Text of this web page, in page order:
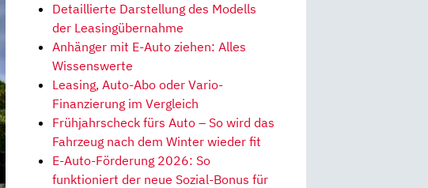
Detaillierte Darstellung des Modells
der Leasingübernahme
Anhänger mit E-Auto ziehen: Alles
Wissenswerte
Leasing, Auto-Abo oder Vario-
Finanzierung im Vergleich
Frühjahrscheck fürs Auto – So wird das
Fahrzeug nach dem Winter wieder fit
E-Auto-Förderung 2026: So
funktioniert der neue Sozial-Bonus für